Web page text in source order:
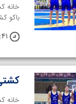
باکو
2:41 , 11